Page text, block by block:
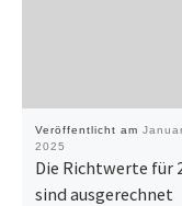
Veröffentlicht am
2025
Die Richtwerte für
sind ausgerechnet